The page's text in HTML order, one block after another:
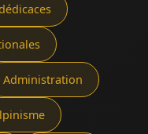
Administration